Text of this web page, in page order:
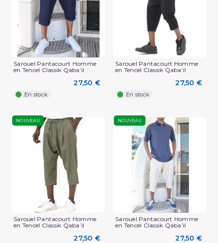
Sarouel Pantacourt Homme
en Tencel Classik Qaba’il
27,50 €
En stock
Sarouel Pantacourt Homme
en Tencel Classik Qaba’il
27,50 €
En stock
NOUVEAU
Sarouel Pantacourt Homme
en Tencel Classik Qaba’il
27,50 €
NOUVEAU
Sarouel Pantacourt Homme
en Tencel Classik Qaba’il
27,50 €